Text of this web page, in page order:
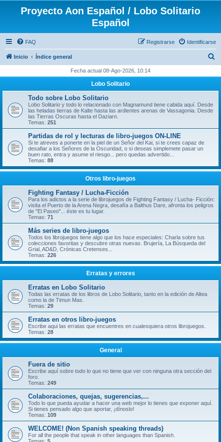
Proyecto Aon Español / Lobo Solitario
Español
FAQ Identificarse
Registrarse
Inicio Índice general
c
Fecha actual 08-Ago-2026, 10:14
Lobo Solitario
Todo sobre Lobo Solitario
Lobo Solitario y todo lo relacionado con Magnamund tiene cabida aquí. Desde
las heladas tierras de Kalte hasta las ardientes arenas de Vassagonia. Desde
las Tierras Oscuras hasta el Daziarn.
Temas: 251
Partidas de rol y lecturas de libro-juegos ON-LINE
Si te atreves a ponerte en la piel de un Señor del Kai, si te crees capaz de
desafiar a los Señores de la Oscuridad, o si deseas simplemete pasar un
buen rato, entra y asume el riesgo... pero quedas advertido...
Temas: 88
Otros libro-juegos
Fighting Fantasy / Lucha-Ficción
Para los adictos a la serie de librojuegos de Fighting Fantasy / Lucha- Ficción:
visita el Puerto de la Arena Negra, desafía a Balthus Dare, afronta los peligros
de "El Paseo"... éste es tu lugar.
Temas: 71
Más series de libro-juegos
Todos los librojuegos tiene algo que los hace especiales: Charla sobre tus
colecciones favoritas y descubre otras nuevas. Brujería, La Búsqueda del
Grial, AD&D, Crónicas Cretenses...
Temas: 226
Erratas y errores
Erratas en Lobo Solitario
Todas las erratas de los libros de Lobo Solitario, tanto en la edición de Altea
como la de Timun Mas.
Temas: 29
Erratas en otros libro-juegos
Escribe aqui las erratas que encuentres en cualesquiera otros librojuegos.
Temas: 28
General
Fuera de sitio
Escribe aquí sobre todo lo que no tiene que ver con ninguna otra sección del
foro.
Temas: 249
Colaboraciones, quejas, sugerencias,...
Todo lo que pueda ayudar a hacer una web mejor lo tienes que exponer aquí.
Si tienes pensado algo que aportar, ¡dínoslo!
Temas: 109
WELCOME! (Non Spanish speaking threads)
For all the people that speak in other languages than Spanish.